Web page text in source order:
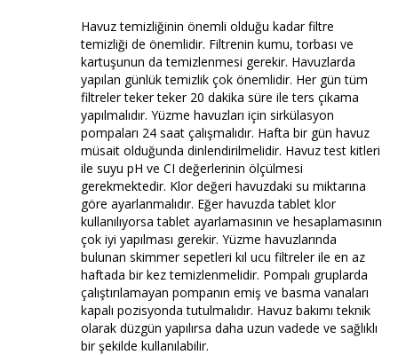
Havuz temizliğinin önemli olduğu kadar filtre
temizliği de önemlidir. Filtrenin kumu, torbası ve
kartuşunun da temizlenmesi gerekir. Havuzlarda
yapılan günlük temizlik çok önemlidir. Her gün tüm
filtreler teker teker 20 dakika süre ile ters çıkama
yapılmalıdır. Yüzme havuzları için sirkülasyon
pompaları 24 saat çalışmalıdır. Hafta bir gün havuz
müsait olduğunda dinlendirilmelidir. Havuz test kitleri
ile suyu pH ve CI değerlerinin ölçülmesi
gerekmektedir. Klor değeri havuzdaki su miktarına
göre ayarlanmalıdır. Eğer havuzda tablet klor
kullanılıyorsa tablet ayarlamasının ve hesaplamasının
çok iyi yapılması gerekir. Yüzme havuzlarında
bulunan skimmer sepetleri kıl ucu filtreler ile en az
haftada bir kez temizlenmelidir. Pompalı gruplarda
çalıştırılamayan pompanın emiş ve basma vanaları
kapalı pozisyonda tutulmalıdır. Havuz bakımı teknik
olarak düzgün yapılırsa daha uzun vadede ve sağlıklı
bir şekilde kullanılabilir.